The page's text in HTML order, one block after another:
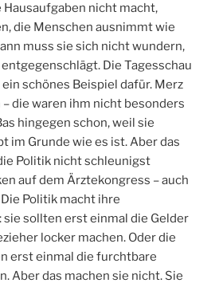
nicht macht,
die Menschen ausnimmt wie
muss sie sich nicht wundern,
Die Tagesschau
schönes Beispiel dafür. Merz
die waren ihm nicht besonders
hingegen schon, weil sie
im Grunde wie es ist. Aber das
Politik nicht schleunigst
auf dem Ärztekongress – auch
Politik macht ihre
sie sollten erst einmal die Gelder
locker machen. Oder die
erst einmal die furchtbare
Aber das machen sie nicht. Sie